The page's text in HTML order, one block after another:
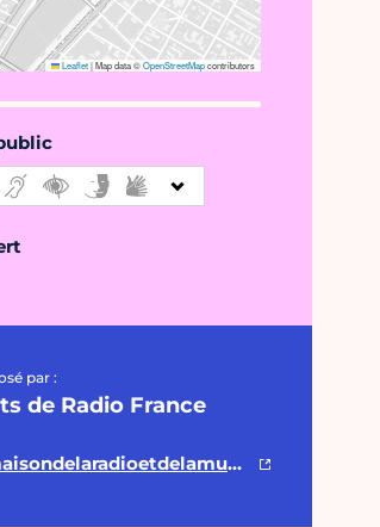
Leaflet|Map data ©OpenStreetMapcontributors
par :
de Radio France
www.maisondelaradioetdelamusique.fr